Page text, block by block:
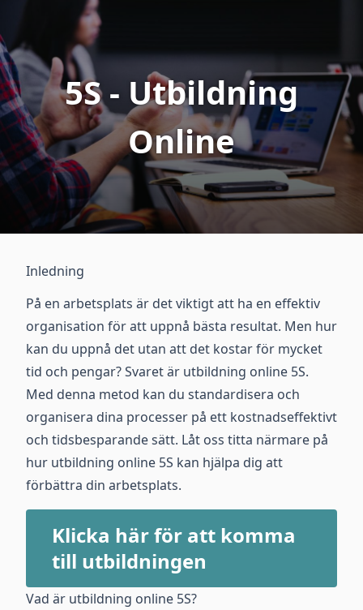
5S - Utbildning
Online
Inledning
På en arbetsplats är det viktigt att ha en effektiv
organisation för att uppnå bästa resultat. Men hur
kan du uppnå det utan att det kostar för mycket
tid och pengar? Svaret är utbildning online 5S.
Med denna metod kan du standardisera och
organisera dina processer på ett kostnadseffektivt
och tidsbesparande sätt. Låt oss titta närmare på
hur utbildning online 5S kan hjälpa dig att
förbättra din arbetsplats.
Klicka här för att komma
till utbildningen
Vad är utbildning online 5S?